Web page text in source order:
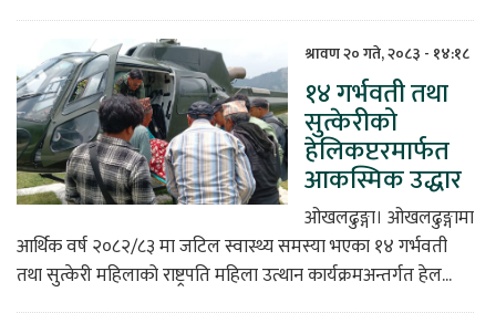
श्रावण २० गते, २०८३ - १४:१८
१४ गर्भवती तथा
सुत्केरीको
हेलिकप्टरमार्फत
आकस्मिक उद्धार
ओखलढुङ्गा। ओखलढुङ्गामा
आर्थिक वर्ष २०८२/८३ मा जटिल स्वास्थ्य समस्या भएका १४ गर्भवती
तथा सुत्केरी महिलाको राष्ट्रपति महिला उत्थान कार्यक्रमअन्तर्गत हेल...